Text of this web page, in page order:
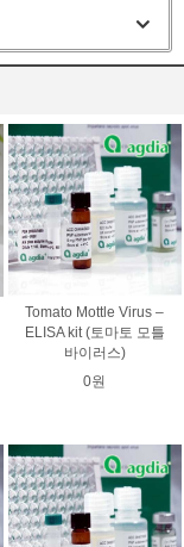
Tomato Mottle Virus –
ELISA kit (토마토 모틀
바이러스)
0원